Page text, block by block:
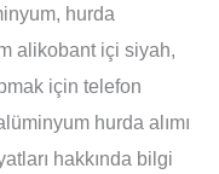
hurda
alikobant içi siyah,
için telefon
hurda alımı
hakkında bilgi